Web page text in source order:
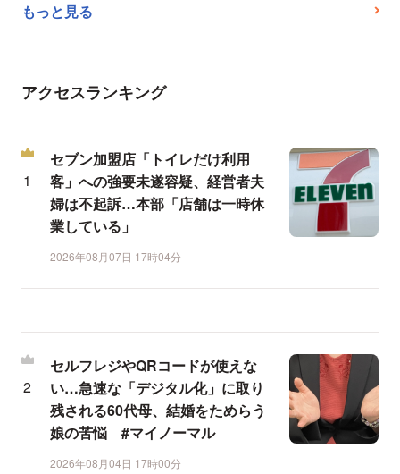
もっと見る
アクセスランキング
セブン加盟店「トイレだけ利用
客」への強要未遂容疑、経営者夫
婦は不起訴…本部「店舗は一時休
業している」
2026年08月07日 17時04分
セルフレジやQRコードが使えな
い…急速な「デジタル化」に取り
残される60代母、結婚をためらう
娘の苦悩 #マイノーマル
2026年08月04日 17時00分